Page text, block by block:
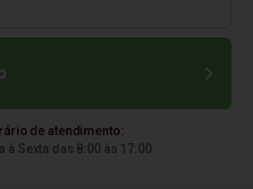
de atendimento:
à Sexta das 8:00 às 17:00